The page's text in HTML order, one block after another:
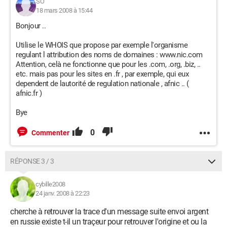
18 mars 2008 à 15:44
Bonjour ..
Utilise le WHOIS que propose par exemple l'organisme
regulant l attribution des noms de domaines : www.nic.com
Attention, celà ne fonctionne que pour les .com, .org, .biz, ..
etc. mais pas pour les sites en .fr , par exemple, qui eux
dependent de lautorité de regulation nationale , afnic .. (
afnic.fr )
Bye
Commenter 0
RÉPONSE 3 / 3
cybille2008
24 janv. 2008 à 22:23
cherche à retrouver la trace d'un message suite envoi argent
en russie existe t-il un traçeur pour retrouver l'origine et ou la